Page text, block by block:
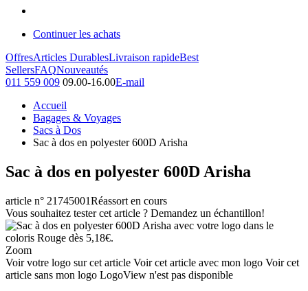
Continuer les achats
OffresArticles DurablesLivraison rapideBest
SellersFAQNouveautés
011 559 009 09.00-16.00E-mail
Accueil
Bagages & Voyages
Sacs à Dos
Sac à dos en polyester 600D Arisha
Sac à dos en polyester 600D Arisha
article n° 21745001Réassort en cours
Vous souhaitez tester cet article ? Demandez un échantillon!
Zoom
Voir votre logo sur cet article Voir cet article avec mon logo Voir cet
article sans mon logo LogoView n'est pas disponible